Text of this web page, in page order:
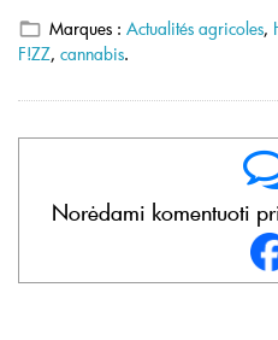
Marques : Actualités agricoles,
F!ZZ, cannabis.
Norėdami komentuoti